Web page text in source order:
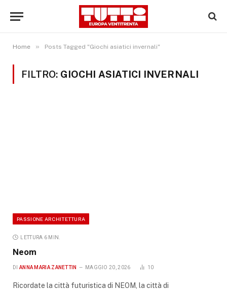
Home » Posts Tagged "Giochi asiatici invernali"
FILTRO: GIOCHI ASIATICI INVERNALI
PASSIONE ARCHITETTURA
LETTURA 6 MIN.
Neom
DI ANNA MARIA ZANETTIN MAGGIO 20, 2026 10
Ricordate la città futuristica di NEOM, la città di